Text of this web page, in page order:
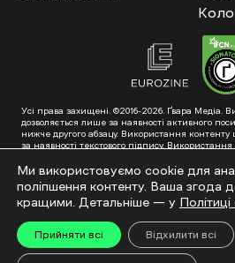
Усі права захищені. ©2016-2026. Ґвара Медіа.
дозволяється лише за наявності активного
нижче другого абзацу. Використання
за наявності текстового підпису.
схвалення від редакції.
Суб’єкт у сфері онлайн-медіа; ідентифікатор
адреса: ГО «Ґвара Медіа», 61057, Харків, вул.
№7400
Підкинь нам тему на пошту –
Модернізація сайту:
Ми використовуємо cookie для
поліпшення контенту. Ваша згода
кращими. Детальніше — у
Прийняти всі Відхилити всі